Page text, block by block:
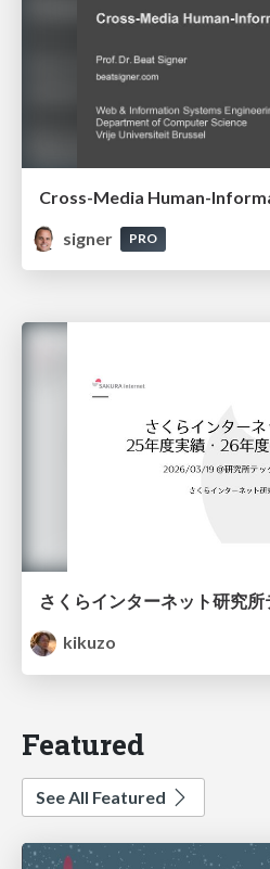
Cross-Media Human-
signer
PRO
kikuzo
Featured
See All Featured